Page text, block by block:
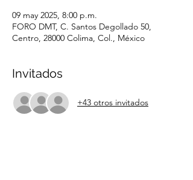
09 may 2025, 8:00 p.m.
FORO DMT, C. Santos Degollado 50,
Centro, 28000 Colima, Col., México
Invitados
+43 otros invitados